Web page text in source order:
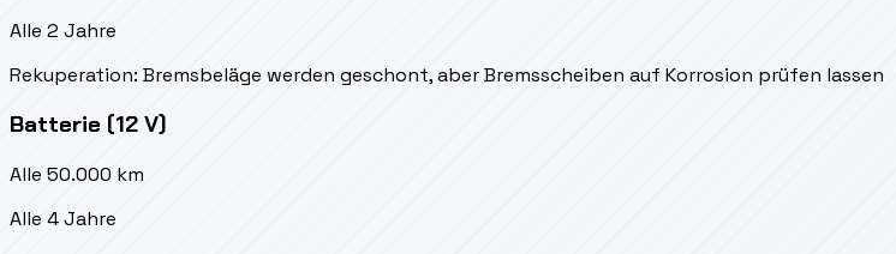
Alle 2 Jahre
Rekuperation: Bremsbeläge werden geschont, aber Bremsscheiben auf Korrosion prüfen lassen
Batterie (12 V)
Alle 50.000 km
Alle 4 Jahre